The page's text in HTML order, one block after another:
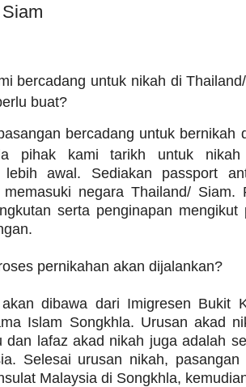
bercadang untuk nikah di
buat?
bercadang untuk bernikah
pihak kami tarikh untuk nikah
awal. Sediakan passport
negara Thailand/ Siam.
serta penginapan mengikut
pernikahan akan dijalankan?
dibawa dari Imigresen Bukit
Islam Songkhla. Urusan akad
dan lafaz akad nikah juga adalah
Selesai urusan nikah, pasangan
Malaysia di Songkhla,